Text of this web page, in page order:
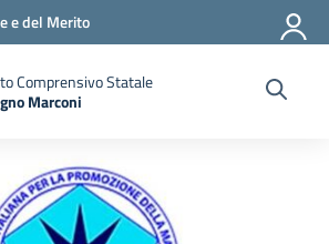
e del Merito
Comprensivo Statale
Marconi